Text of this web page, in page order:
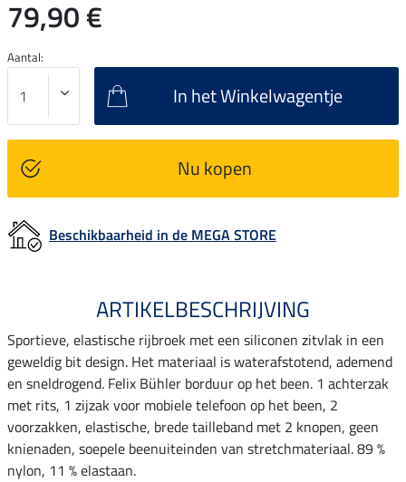
79,90 €
Aantal:
In het Winkelwagentje
Nu kopen
Beschikbaarheid in de MEGA STORE
ARTIKELBESCHRIJVING
Sportieve, elastische rijbroek met een siliconen zitvlak in een
geweldig bit design. Het materiaal is waterafstotend, ademend
en sneldrogend. Felix Bühler borduur op het been. 1 achterzak
met rits, 1 zijzak voor mobiele telefoon op het been, 2
voorzakken, elastische, brede tailleband met 2 knopen, geen
knienaden, soepele beenuiteinden van stretchmateriaal. 89 %
nylon, 11 % elastaan.